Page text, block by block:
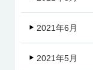
2021年6月
2021年5月